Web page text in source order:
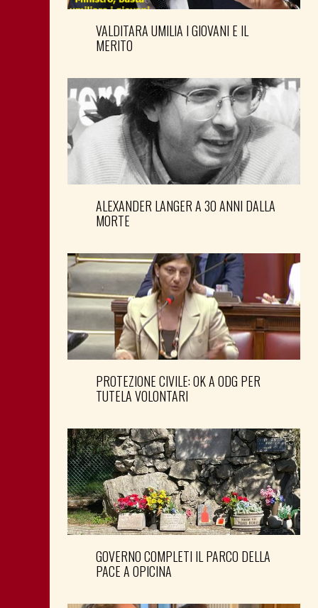
VALDITARA UMILIA I GIOVANI E IL
MERITO
ALEXANDER LANGER A 30 ANNI DALLA
MORTE
PROTEZIONE CIVILE: OK A ODG PER
TUTELA VOLONTARI
GOVERNO COMPLETI IL PARCO DELLA
PACE A OPICINA